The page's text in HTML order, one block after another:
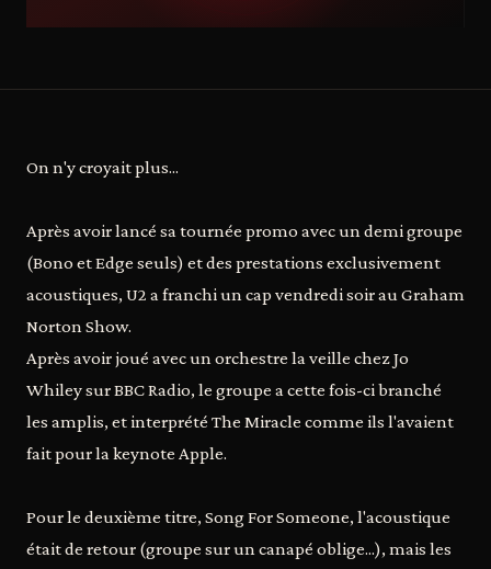
On n'y croyait plus...
Après avoir lancé sa tournée promo avec un demi groupe
(Bono et Edge seuls) et des prestations exclusivement
acoustiques, U2 a franchi un cap vendredi soir au Graham
Norton Show.
Après avoir joué avec un orchestre la veille chez Jo
Whiley sur BBC Radio, le groupe a cette fois-ci branché
les amplis, et interprété The Miracle comme ils l'avaient
fait pour la keynote Apple.
Pour le deuxième titre, Song For Someone, l'acoustique
était de retour (groupe sur un canapé oblige...), mais les